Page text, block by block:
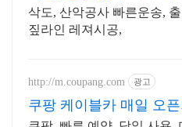
삭도, 산악공사 빠른운송,
짚라인 레져시공,
http://m.coupang.com 광고
쿠팡 케이블카 매일 오